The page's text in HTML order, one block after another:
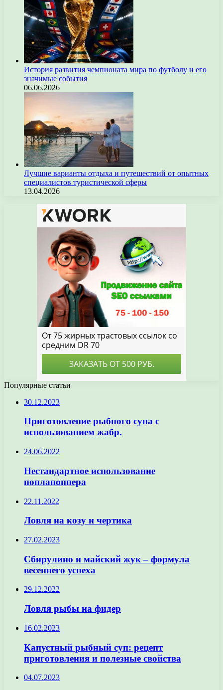
История развития чемпионата мира по футболу и его
значимые события
06.06.2026
Лучшие варианты отдыха и путешествий от опытных
специалистов туристической сферы
13.04.2026
Популярные статьи
30.12.2023
Приготовление рыбного супа с
использованием жабр.
24.06.2022
Нестандартное использование
поплапоппера
22.11.2022
Ловля на козу и чертика
27.02.2023
Сбирулино и майский жук – формула
весеннего успеха
29.12.2022
Ловля рыбы на фидер
16.02.2023
Капустный рыбный суп: рецепт
приготовления и полезные свойства
04.07.2023